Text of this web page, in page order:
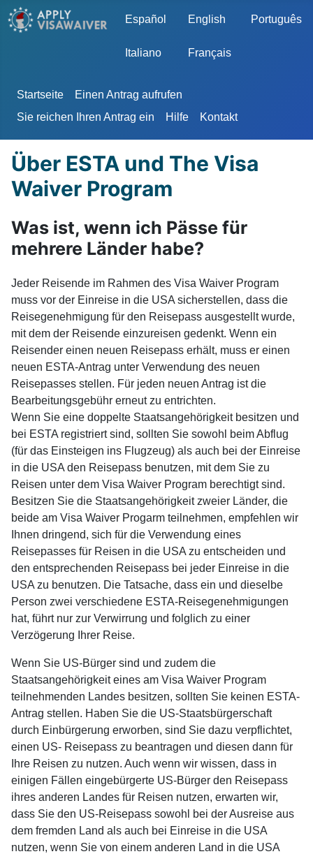
Sprache auswählen
Español English Português
Italiano Français
Startseite
Einen Antrag aufrufen
Sie reichen Ihren Antrag ein
Hilfe Kontakt
Über ESTA und The Visa
Waiver Program
Was ist, wenn ich Pässe für
mehrere Länder habe?
Jeder Reisende im Rahmen des Visa Waiver Program
muss vor der Einreise in die USA sicherstellen, dass die
Reisegenehmigung für den Reisepass ausgestellt wurde,
mit dem der Reisende einzureisen gedenkt. Wenn ein
Reisender einen neuen Reisepass erhält, muss er einen
neuen ESTA-Antrag unter Verwendung des neuen
Reisepasses stellen. Für jeden neuen Antrag ist die
Bearbeitungsgebühr erneut zu entrichten.
Wenn Sie eine doppelte Staatsangehörigkeit besitzen und
bei ESTA registriert sind, sollten Sie sowohl beim Abflug
(für das Einsteigen ins Flugzeug) als auch bei der Einreise
in die USA den Reisepass benutzen, mit dem Sie zu
Reisen unter dem Visa Waiver Program berechtigt sind.
Besitzen Sie die Staatsangehörigkeit zweier Länder, die
beide am Visa Waiver Progarm teilnehmen, empfehlen wir
Ihnen dringend, sich für die Verwendung eines
Reisepasses für Reisen in die USA zu entscheiden und
den entsprechenden Reisepass bei jeder Einreise in die
USA zu benutzen. Die Tatsache, dass ein und dieselbe
Person zwei verschiedene ESTA-Reisegenehmigungen
hat, führt nur zur Verwirrung und folglich zu einer
Verzögerung Ihrer Reise.
Wenn Sie US-Bürger sind und zudem die
Staatsangehörigkeit eines am Visa Waiver Program
teilnehmenden Landes besitzen, sollten Sie keinen ESTA-
Antrag stellen. Haben Sie die US-Staatsbürgerschaft
durch Einbürgerung erworben, sind Sie dazu verpflichtet,
einen US- Reisepass zu beantragen und diesen dann für
Ihre Reisen zu nutzen. Auch wenn wir wissen, dass in
einigen Fällen eingebürgerte US-Bürger den Reisepass
ihres anderen Landes für Reisen nutzen, erwarten wir,
dass Sie den US-Reisepass sowohl bei der Ausreise aus
dem fremden Land als auch bei Einreise in die USA
nutzen, wenn Sie von einem anderen Land in die USA